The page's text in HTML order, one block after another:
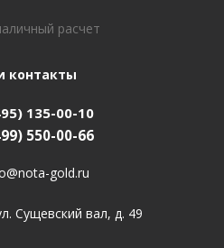
расчет
контакты
135-00-10
550-00-66
gold.ru
Сущевский вал, д. 49